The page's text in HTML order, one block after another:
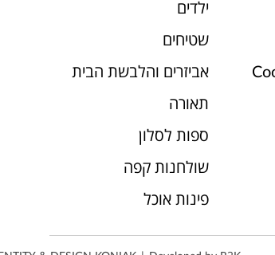
ילדים
שטיחים
אביזרים והלבשת הבית
תאורה
ספות לסלון
שולחנות קפה
פינות אוכל